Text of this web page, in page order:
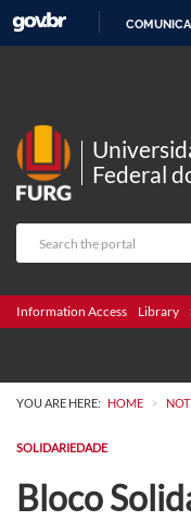
Federal
Information Access Library
YOU ARE HERE: HOME >
SOLIDARIEDADE
Bloco